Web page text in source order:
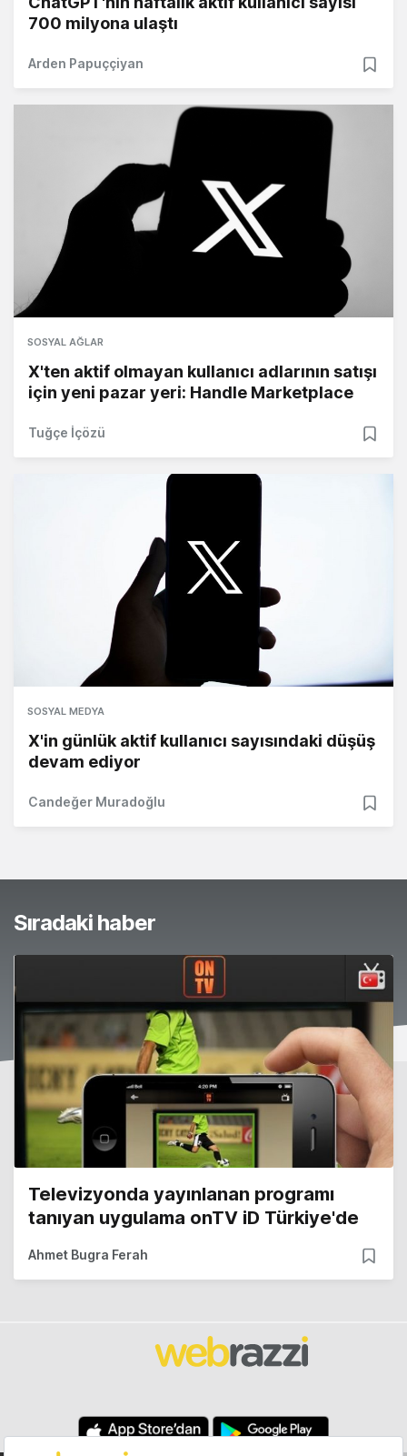
700 milyona ulaştı
Arden Papuççiyan
SOSYAL AĞLAR
X'ten aktif olmayan kullanıcı adlarının satışı
için yeni pazar yeri: Handle Marketplace
Tuğçe İçözü
SOSYAL MEDYA
X'in günlük aktif kullanıcı sayısındaki düşüş
devam ediyor
Candeğer Muradoğlu
Sıradaki haber
Televizyonda yayınlanan programı
tanıyan uygulama onTV iD Türkiye'de
Ahmet Bugra Ferah